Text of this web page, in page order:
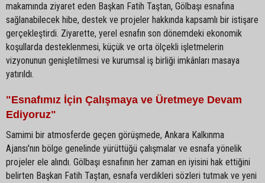
makamında ziyaret eden Başkan Fatih Taştan, Gölbaşı esnafına
sağlanabilecek hibe, destek ve projeler hakkında kapsamlı bir istişare
gerçekleştirdi. Ziyarette, yerel esnafın son dönemdeki ekonomik
koşullarda desteklenmesi, küçük ve orta ölçekli işletmelerin
vizyonunun genişletilmesi ve kurumsal iş birliği imkânları masaya
yatırıldı.
"Esnafımız İçin Çalışmaya ve Üretmeye Devam
Ediyoruz"
Samimi bir atmosferde geçen görüşmede, Ankara Kalkınma
Ajansı'nın bölge genelinde yürüttüğü çalışmalar ve esnafa yönelik
projeler ele alındı. Gölbaşı esnafının her zaman en iyisini hak ettiğini
belirten Başkan Fatih Taştan, esnafa verdikleri sözleri tutmak ve yeni